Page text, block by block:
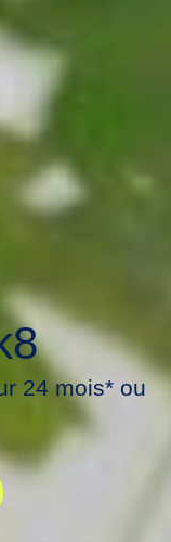
24 mois* ou